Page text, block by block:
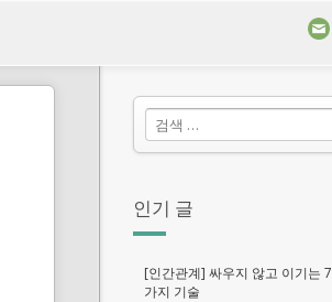
인기 글
[인간관계] 싸우지 않고 이기는 7
가지 기술